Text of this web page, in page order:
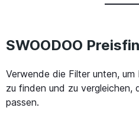
SWOODOO
Verwende die Filter unten,
zu finden und zu vergleichen,
passen.